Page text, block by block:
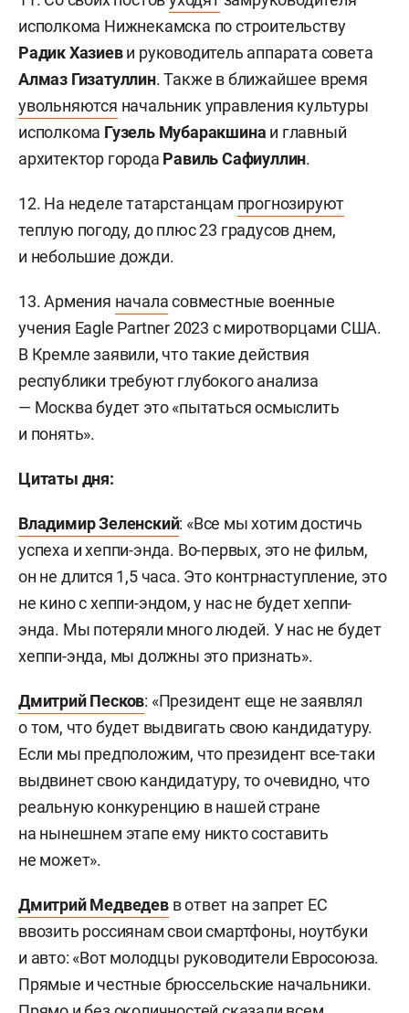
исполкома Нижнекамска по строительству
Радик Хазиеви руководитель аппарата совета
Алмаз Гизатуллин. Также в ближайшее время
увольняются начальник управления культуры
исполкома Гузель Мубаракшина и главный
архитектор города Равиль Сафиуллин.
12. На неделе татарстанцам прогнозируют
теплую погоду, до плюс 23 градусов днем,
и небольшие дожди.
13. Армения началасовместные военные
учения Eagle Partner 2023 с миротворцами США.
В Кремле заявили, что такие действия
республики требуют глубокого анализа
— Москва будет это «пытаться осмыслить
и понять».
Цитаты дня:
Владимир Зеленский: «Все мы хотим достичь
успеха и хеппи-энда. Во-первых, это не фильм,
он не длится 1,5 часа. Это контрнаступление, это
не кино с хеппи-эндом, у нас не будет хеппи-
энда. Мы потеряли много людей. У нас не будет
хеппи-энда, мы должны это признать».
Дмитрий Песков: «Президент еще не заявлял
о том, что будет выдвигать свою кандидатуру.
Если мы предположим, что президент все-таки
выдвинет свою кандидатуру, то очевидно, что
реальную конкуренцию в нашей стране
на нынешнем этапе ему никто составить
не может».
Дмитрий Медведевв ответ на запрет ЕС
ввозить россиянам свои смартфоны, ноутбуки
и авто: «Вот молодцы руководители Евросоюза.
Прямые и честные брюссельские начальники.